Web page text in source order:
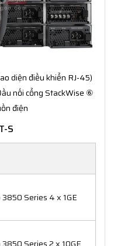
diện điều khiển RJ-45)
nối cổng StackWise ⑥
điện
S
Series 4 x 1GE